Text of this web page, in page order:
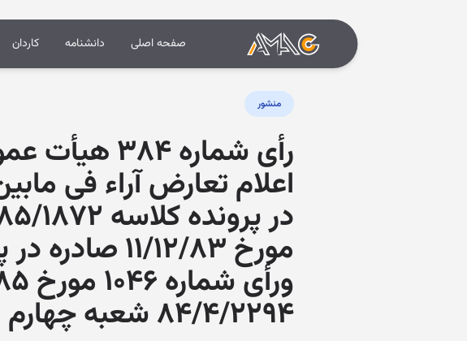
صفحه اصلی دانشنامه کاردان
منشور
رأی شماره
۸۴/۴/۲۲۹۴ شعبه چهارم